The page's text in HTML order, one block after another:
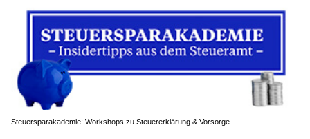
Steuersparakademie: Workshops zu Steuererklärung & Vorsorge